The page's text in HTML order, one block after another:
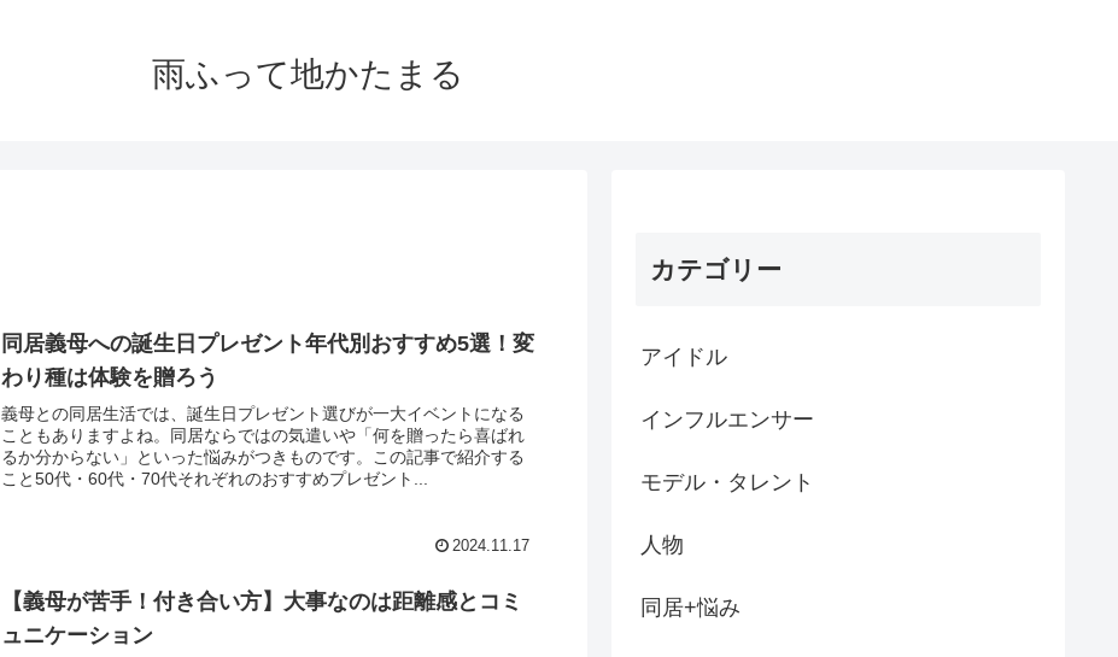
雨ふって地かたまる
同居義母への誕生日プレゼント年代別おすすめ5選！変
わり種は体験を贈ろう
義母との同居生活では、誕生日プレゼント選びが一大イベントになる
こともありますよね。同居ならではの気遣いや「何を贈ったら喜ばれ
るか分からない」といった悩みがつきものです。この記事で紹介する
こと50代・60代・70代それぞれのおすすめプレゼント...
2024.11.17
【義母が苦手！付き合い方】大事なのは距離感とコミ
ュニケーション
カテゴリー
アイドル
インフルエンサー
モデル・タレント
人物
同居+悩み